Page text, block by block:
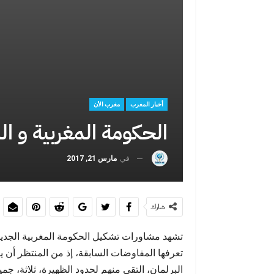
أخبار المغرب مغرب الأن
الحكومة المغربية و
في مارس 21, 2017
شارك
تشهد مشاورات تشكيل الحكومة المغربية
تعرفها المفاوضات السابقة، إذ من المنتظر
البرلمان، التقى منهم لحدود الظهيرة،